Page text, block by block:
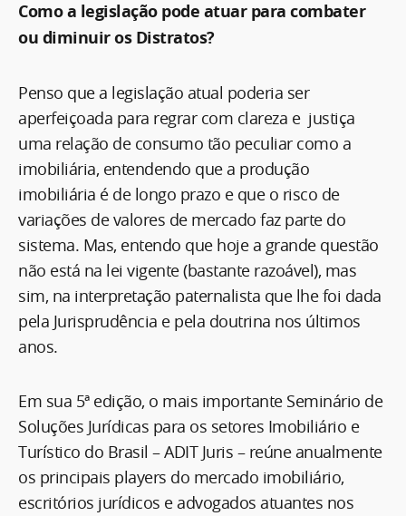
Como a legislação pode atuar para combater
ou diminuir os Distratos?
Penso que a legislação atual poderia ser
aperfeiçoada para regrar com clareza e justiça
uma relação de consumo tão peculiar como a
imobiliária, entendendo que a produção
imobiliária é de longo prazo e que o risco de
variações de valores de mercado faz parte do
sistema. Mas, entendo que hoje a grande questão
não está na lei vigente (bastante razoável), mas
sim, na interpretação paternalista que lhe foi dada
pela Jurisprudência e pela doutrina nos últimos
anos.
Em sua 5ª edição, o mais importante Seminário de
Soluções Jurídicas para os setores Imobiliário e
Turístico do Brasil – ADIT Juris – reúne anualmente
os principais players do mercado imobiliário,
escritórios jurídicos e advogados atuantes nos